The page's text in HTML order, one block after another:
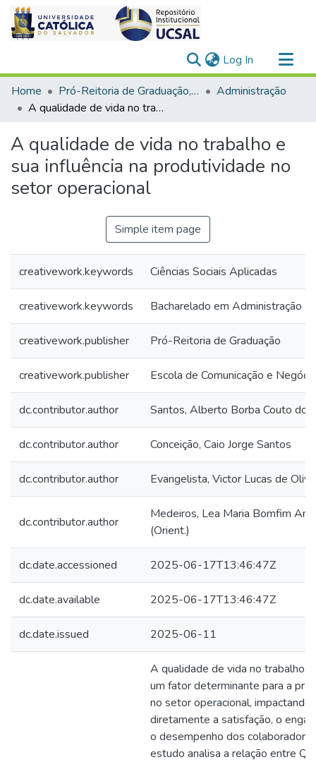
Log In (current)
Communities & Collections
All of DSpace
Home Pró-Reitoria de Graduação, Extensão e Ação Comunitária > Ciências Sociais Aplicadas
Administração
A qualidade de vida no trabalho e sua influência na produtividade no setor operacional
A qualidade de vida no trabalho e
sua influência na produtividade no
setor operacional
Simple item page
creativework.keywords Ciências Sociais Aplicadas
creativework.keywords Bacharelado em Administração
creativework.publisher Pró-Reitoria de Graduação
creativework.publisher Escola de Comunicação e
dc.contributor.author Santos, Alberto Borba Couto dos
dc.contributor.author Conceição, Caio Jorge Santos
dc.contributor.author Evangelista, Victor Lucas de
dc.contributor.author
Medeiros, Lea Maria Bomfim
(Orient.)
dc.date.accessioned 2025-06-17T13:46:47Z
dc.date.available 2025-06-17T13:46:47Z
dc.date.issued 2025-06-11
A qualidade de vida no trabalho
um fator determinante para a
no setor operacional, impactando
diretamente a satisfação, o
o desempenho dos
estudo analisa a relação entre